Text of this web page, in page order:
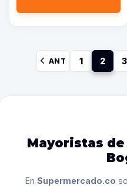
ANT 1 2 3
Mayoristas
En Supermercado.co